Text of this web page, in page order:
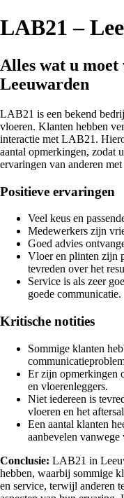
LAB21 –
Alles wat u
Leeuwarden
LAB21 is een bekend
vloeren. Klanten hebben
interactie met LAB21.
aantal opmerkingen, zodat
ervaringen van anderen
Positieve ervaringen
Veel keus en
Medewerkers zijn
Goed advies
Vloer en plinten zijn
tevreden over het
Service is als zeer
goede communicatie.
Kritische notities
Sommige klanten
Er zijn opmerkingen
en vloerenleggers.
Niet iedereen is
vloeren en het
Een aantal klanten
aanbevelen vanwege
Conclusie: LAB21 in
hebben, waarbij sommige
en service, terwijl anderen